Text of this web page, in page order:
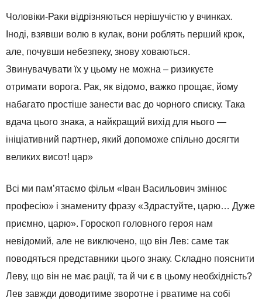
Чоловіки-Раки відрізняються нерішучістю у вчинках.
Іноді, взявши волю в кулак, вони роблять перший крок,
але, почувши небезпеку, знову ховаються.
Звинувачувати їх у цьому не можна – ризикуєте
отримати ворога. Рак, як відомо, важко прощає, йому
набагато простіше занести вас до чорного списку. Така
вдача цього знака, а найкращий вихід для нього —
ініціативний партнер, який допоможе спільно досягти
великих висот! цар»
Всі ми пам’ятаємо фільм «Іван Васильович змінює
професію» і знамениту фразу «Здрастуйте, царю… Дуже
приємно, царю». Гороскоп головного героя нам
невідомий, але не виключено, що він Лев: саме так
поводяться представники цього знаку. Складно пояснити
Леву, що він не має рації, та й чи є в цьому необхідність?
Лев завжди доводитиме зворотне і рватиме на собі